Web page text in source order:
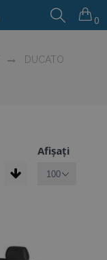
0
DUCATO
Afișați